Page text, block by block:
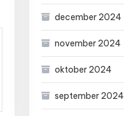
december 2024
november 2024
oktober 2024
september 2024